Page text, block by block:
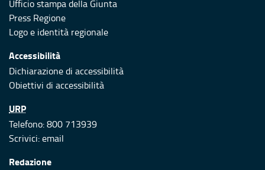
Ufficio stampa della Giunta
Press Regione
Logo e identità regionale
Accessibilità
Dichiarazione di accessibilità
Obiettivi di accessibilità
URP
Telefono: 800 713939
Scrivici:email
Redazione